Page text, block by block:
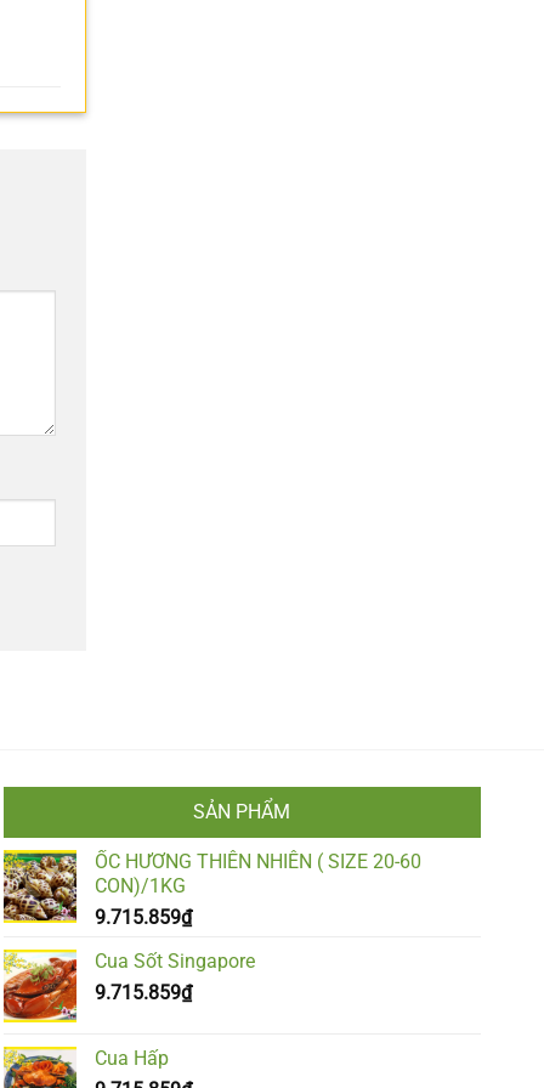
SẢN PHẨM
ỐC HƯƠNG THIÊN NHIÊN ( SIZE 20-60
CON)/1KG
9.715.859₫
Cua Sốt Singapore
9.715.859₫
Cua Hấp